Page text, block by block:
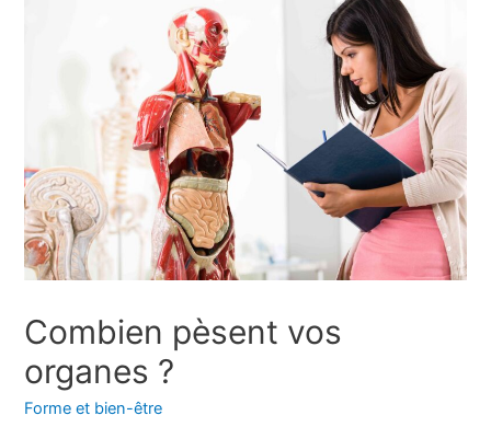
Combien pèsent vos
organes ?
Forme et bien-être